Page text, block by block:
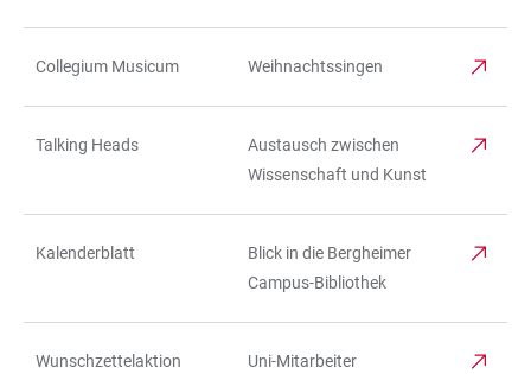
Collegium Musicum Weihnachtssingen
Talking Heads
Austausch zwischen
Wissenschaft und Kunst
Kalenderblatt
Blick in die Bergheimer
Campus-Bibliothek
Wunschzettelaktion
Uni-Mitarbeiter